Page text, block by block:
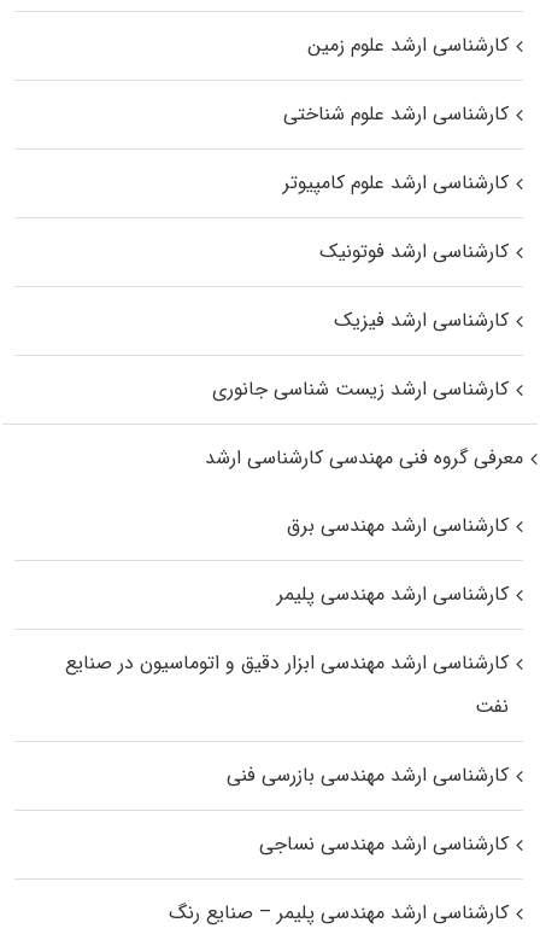
کارشناسی ارشد علوم زمین
کارشناسی ارشد علوم شناختی
کارشناسی ارشد علوم کامپیوتر
کارشناسی ارشد فوتونیک
کارشناسی ارشد فیزیک
کارشناسی ارشد زیست‌ شناسی جانوری
معرفی گروه فنی مهندسی کارشناسی ارشد
کارشناسی ارشد مهندسی برق
کارشناسی ارشد مهندسی پلیمر
کارشناسی ارشد مهندسی ابزار دقیق و اتوماسیون در صنایع
نفت
کارشناسی ارشد مهندسی بازرسی فنی
کارشناسی ارشد مهندسی نساجی
کارشناسی ارشد مهندسی پلیمر – صنایع رنگ